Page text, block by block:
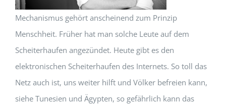
Mechanismus gehört anscheinend zum Prinzip
Menschheit. Früher hat man solche Leute auf dem
Scheiterhaufen angezündet. Heute gibt es den
elektronischen Scheiterhaufen des Internets. So toll das
Netz auch ist, uns weiter hilft und Völker befreien kann,
siehe Tunesien und Ägypten, so gefährlich kann das